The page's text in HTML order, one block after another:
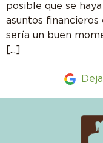
posible que se
asuntos financieros
sería un buen
[...]